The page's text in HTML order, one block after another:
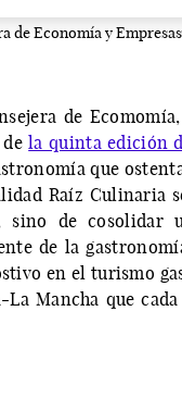
de Economía y
de
dela quinta edición
que
Raíz Culinaria
de cosolidar
de la
en el turismo
Mancha que